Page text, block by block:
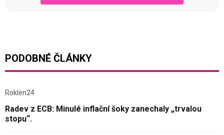
PODOBNÉ ČLÁNKY
Roklen24
Radev z ECB: Minulé inflační šoky zanechaly „trvalou
stopu“.